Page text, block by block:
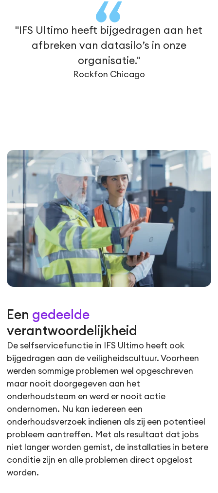
"IFS Ultimo heeft bijgedragen aan het
afbreken van datasilo’s in onze
organisatie."
Rockfon Chicago
Een gedeelde
verantwoordelijkheid
De selfservicefunctie in IFS Ultimo heeft ook
bijgedragen aan de veiligheidscultuur. Voorheen
werden sommige problemen wel opgeschreven
maar nooit doorgegeven aan het
onderhoudsteam en werd er nooit actie
ondernomen. Nu kan iedereen een
onderhoudsverzoek indienen als zij een potentieel
probleem aantreffen. Met als resultaat dat jobs
niet langer worden gemist, de installaties in betere
conditie zijn en alle problemen direct opgelost
worden.